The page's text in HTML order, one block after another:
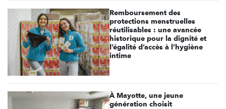
Remboursement des
protections menstruelles
réutilisables : une avancée
historique pour la dignité et
l’égalité d’accès à l’hygiène
intime
À Mayotte, une jeune
génération choisit